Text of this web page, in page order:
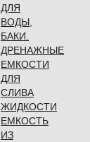
ДЛЯ
ВОДЫ,
БАКИ.
ДРЕНАЖНЫЕ
ЕМКОСТИ
ДЛЯ
СЛИВА
ЖИДКОСТИ
ЕМКОСТЬ
ИЗ